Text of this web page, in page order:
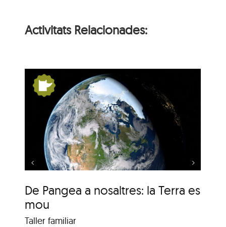
Activitats Relacionades:
De Pangea a nosaltres: la Terra es
mou
Taller familiar
De Pangea a nosaltres:
la Terra es mou